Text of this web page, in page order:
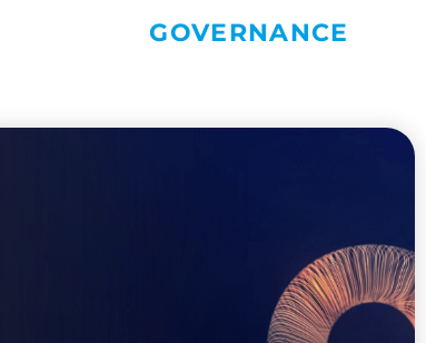
GOVERNANCE